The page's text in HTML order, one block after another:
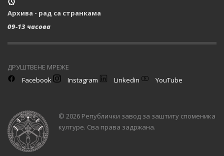
Архива - рад са странкама
09-13 часова
ДРУШТВЕНЕ МРЕЖЕ
Facebook
Instagram Linkedin YouTube
© 2026 Републички завод за заштиту споменика
културе. Сва права задржана.